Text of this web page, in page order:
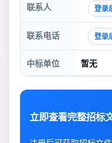
联系人 登录
联系电话 登录
中标单位 暂无
立即查看完整招标